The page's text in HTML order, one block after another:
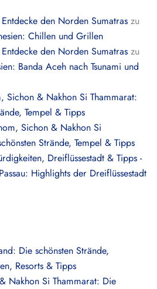
den Norden Sumatras zu
Chillen und Grillen
den Norden Sumatras zu
Banda Aceh nach Tsunami und
Sichon & Nakhon Si Thammarat:
Tempel & Tipps
Sichon & Nakhon Si
Strände, Tempel & Tipps
Dreiflüssestadt & Tipps -
Passau: Highlights der Dreiflüssestadt
Die schönsten Strände,
Resorts & Tipps
Nakhon Si Thammarat: Die